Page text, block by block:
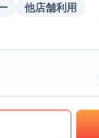
他店舗利用